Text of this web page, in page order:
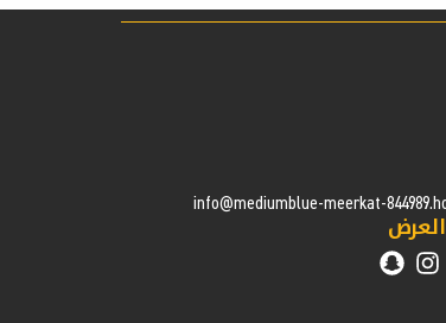
info@mediumblue-meerkat-